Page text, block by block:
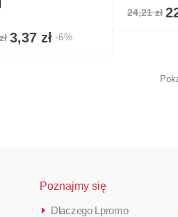
3,37 zł-6%
24,21 zł
Poznajmy się
Dlaczego Lpromo